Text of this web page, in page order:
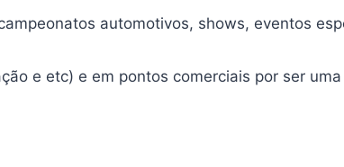
automotivos, shows, eventos
e etc) e em pontos comerciais por ser